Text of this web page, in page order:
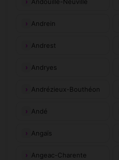
Andrein
Andrest
Andryes
Andrézieux-Bouthéon
Andé
Angaïs
Angeac-Charente